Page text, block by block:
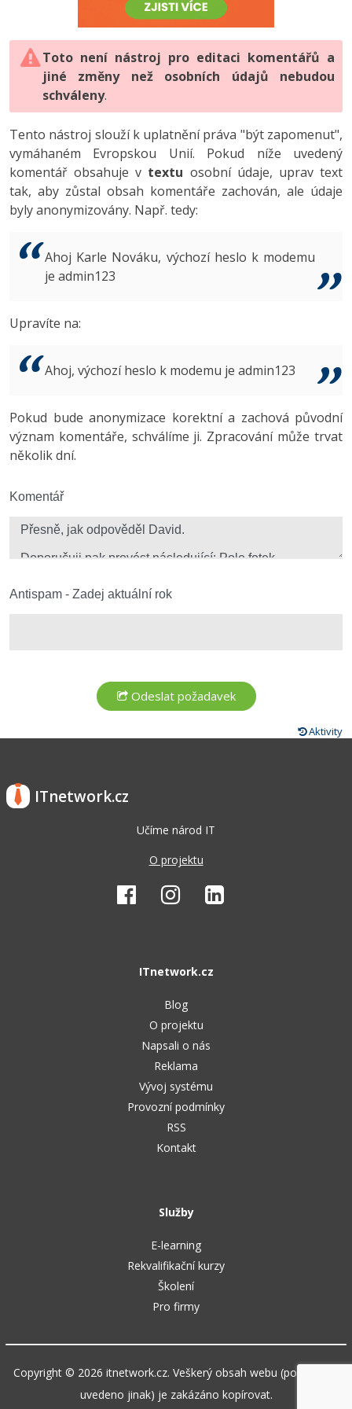
HTML5, CSS3, Bootstrap, SEO
SQL a databáze
Testování a verzování
UML a návrhové vzory
React
Spring
ASP.NET MVC
Best practices
PHP
JavaScript
Python
HTML / CSS
UML a návrhové vzory
MySQL/MariaDB
MS-SQL
Vývojář mobilních aplikací
C# Game developer
Tester
Systémový administrátor
3D grafik
Copywriter
WordPress specialista
-80%
JavaScript -80%
PHP -80%
Swift -80%
Kotlin -80%
VB.NET
Algoritmy -41%
Umělá inteligence (AI) -10%
Fórum
Digitální gramotnost
Marketing
WordPress
SEO
UX
Business
Copywriting
Windows
Kybernetická bezpečnost
Photoshop -80%
Adobe Illustrator -80%
Adobe Lightroom
Adobe XD
Adobe InDesign -25%
Adobe After Effects
Inkscape
Fórum
Toto není nástroj pro editaci komentářů a
jiné změny než osobních údajů nebudou
schváleny.
Tento nástroj slouží k uplatnění práva "být zapomenut",
vymáhaném Evropskou Unií. Pokud níže uvedený
komentář obsahuje v textu osobní údaje, uprav text
tak, aby zůstal obsah komentáře zachován, ale údaje
byly anonymizovány. Např. tedy:
Ahoj Karle Nováku, výchozí heslo k modemu
je admin123
Upravíte na:
Ahoj, výchozí heslo k modemu je admin123
Pokud bude anonymizace korektní a zachová původní
význam komentáře, schválíme ji. Zpracování může trvat
několik dní.
Komentář
Antispam - Zadej aktuální rok
Aktivity
ITnetwork.cz
Učíme národ IT
O projektu
ITnetwork.cz
Blog
O projektu
Napsali o nás
Reklama
Vývoj systému
Provozní podmínky
RSS
Kontakt
Služby
E-learning
Rekvalifikační kurzy
Školení
Pro firmy
Copyright © 2026 itnetwork.cz. Veškerý obsah webu (pokud není
uvedeno jinak) je zakázáno kopírovat.